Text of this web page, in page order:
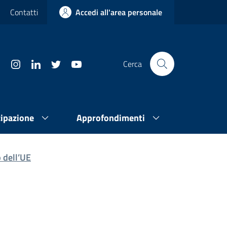
Contatti Accedi all'area personale
Cerca
Approfondimenti